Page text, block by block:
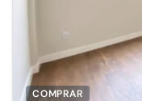
COMPRAR